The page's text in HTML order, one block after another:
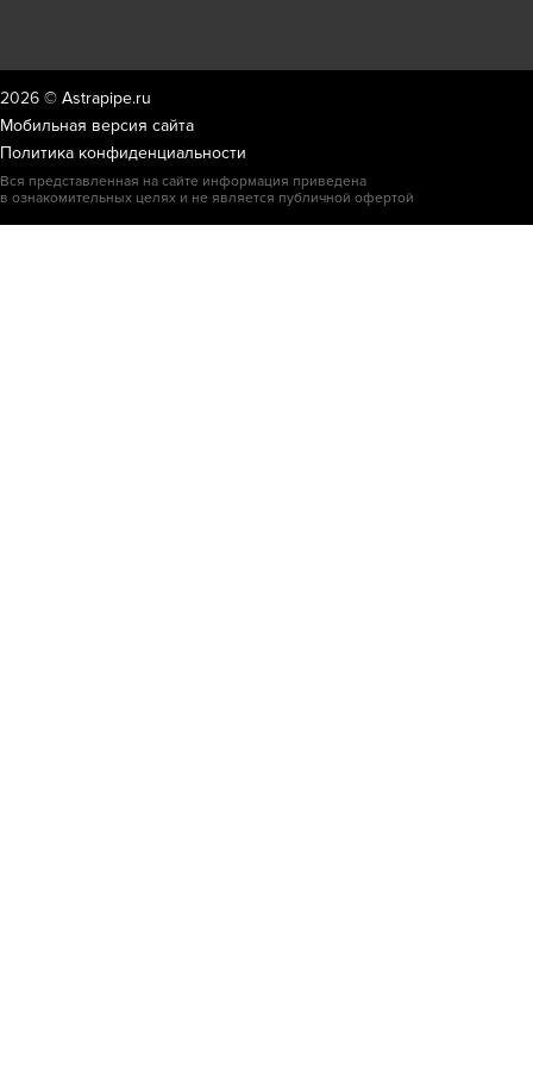
2026 © Astrapipe.ru
Мобильная версия сайта
Политика конфиденциальности
Вся представленная на сайте информация приведена
в ознакомительных целях и не является публичной офертой